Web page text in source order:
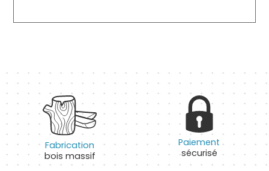
Fabrication
bois massif
Paiement
sécurisé